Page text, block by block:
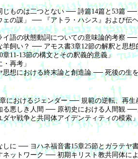
ものは二つとない ── 詩篇14篇と53篇 ──
の謀」 ── 『アトラ・ハシス』および伝
語の状態動詞についての意味論的考察
飼い？ ── アモス書3章12節の解釈と思
11-13節の構文とその釈義的意義」
再考」
想における終末論と創造論 ── 死後の生
におけるジェンダー ── 規範の逆転、再
悪しき人間 ── 原初史における人間観 ──
ヤ戦争と共同体アイデンティティの模索
に ── ヨハネ福音書15章25節とガラテヤ
ットワーク ── 初期キリスト教共同体に